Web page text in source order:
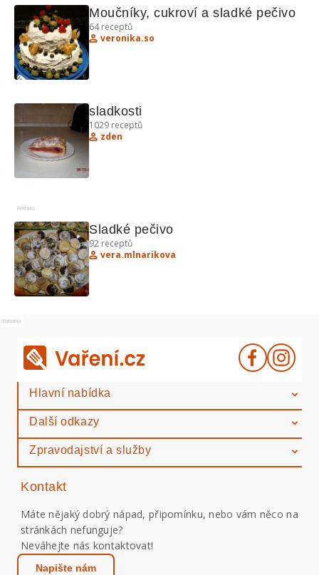
Moučníky, cukroví a sladké pečivo
64receptů
veronika.so
sladkosti
1029 receptů
zden
Reklama
Sladké pečivo
92 receptů
vera.mlnarikova
Reklama
Hlavní nabídka
Další odkazy
Zpravodajství a služby
Kontakt
Máte nějaký dobrý nápad, připomínku, nebo vám něco na
stránkách nefunguje?
Neváhejte nás kontaktovat!
Napište nám